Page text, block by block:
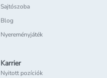
Sajtószoba
Blog
Nyereményjáték
Karrier
Nyitott pozíciók